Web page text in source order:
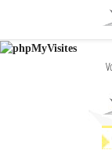
L'actualité à